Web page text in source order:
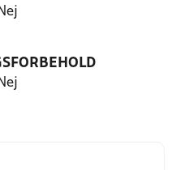
Nej
Nej